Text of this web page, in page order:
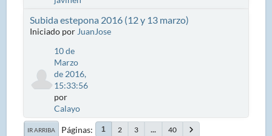
Subida estepona 2016 (12 y 13 marzo)
Iniciado por JuanJose
10 de
Marzo
de 2016,
15:33:56
por
Calayo
IR ARRIBA Páginas 1 2 3 ... 40